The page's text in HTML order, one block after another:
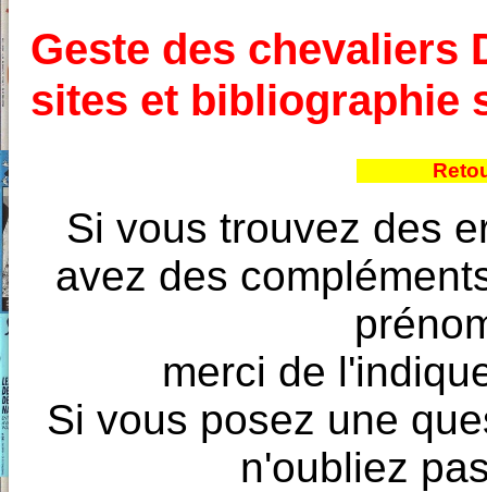
Geste des chevaliers
sites et bibliographie
Si vous trouvez des
avez des
merci de
Si vous posez une
n'oubliez